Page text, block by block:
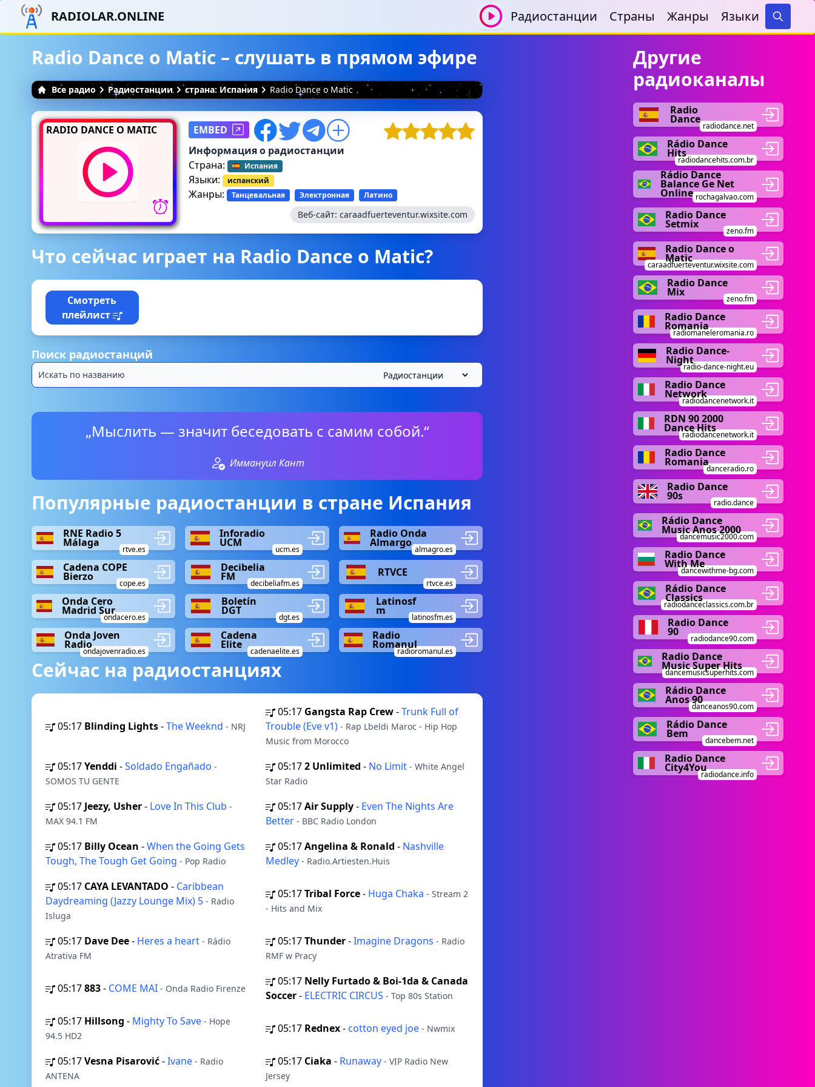
RADIOLAR.ONLINE Радиостанции Страны Жанры Языки
Search
Radio Dance o Matic – слушать в прямом эфире
Все радио Радиостанции страна: Испания Radio Dance o Matic
RADIO DANCE O MATIC
EMBED
Информация о радиостанции
Страна:
Испания
Языки: испанский
Жанры: Танцевальная Электронная Латино
Веб-сайт: caraadfuerteventur.wixsite.com
Что сейчас играет на Radio Dance o Matic?
Смотреть
плейлист
Поиск радиостанций
„Мыслить — значит беседовать с самим собой.“
Иммануил Кант
Популярные радиостанции в стране Испания
RNE Radio 5
Málaga
rtve.es
Inforadio
UCM
ucm.es
Radio Onda
Almargo
almagro.es
Cadena COPE
Bierzo
cope.es
Decibelia
FM
decibeliafm.es
RTVCE
rtvce.es
Onda Cero
Madrid Sur
ondacero.es
Boletín
DGT
dgt.es
Latinosf
m
latinosfm.es
Onda Joven
Radio
ondajovenradio.es
Cadena
Elite
cadenaelite.es
Radio
Romanul
radioromanul.es
Сейчас на радиостанциях
05:17 Blinding Lights-The Weeknd - NRJ
05:17 Gangsta Rap Crew-Trunk Full of
Trouble (Eve v1) - Rap Lbeldi Maroc - Hip Hop
Music from Morocco
05:17Yenddi -Soldado Engañado -
SOMOS TU GENTE
05:172 Unlimited - No Limit - White Angel
Star Radio
05:17 Jeezy, Usher- Love In This Club -
MAX 94.1 FM
05:17Air Supply- Even The Nights Are
Better - BBC Radio London
05:17 Billy Ocean -When the Going Gets
Tough, The Tough Get Going - Pop Radio
05:17Angelina & Ronald - Nashville
Medley - Radio.Artiesten.Huis
05:17 CAYA LEVANTADO - Caribbean
Daydreaming (Jazzy Lounge Mix) 5 - Radio
Isluga
05:17Tribal Force- Huga Chaka - Stream 2
- Hits and Mix
05:17 Dave Dee- Heres a heart - Rádio
Atrativa FM
05:17Thunder-Imagine Dragons - Radio
RMF w Pracy
05:17883- COME MAI - Onda Radio Firenze
05:17 Nelly Furtado & Boi-1da & Canada
Soccer- ELECTRIC CIRCUS - Top 80s Station
05:17 Hillsong - Mighty To Save - Hope
94.5 HD2
05:17 Rednex- cotton eyed joe - Nwmix
05:17Vesna Pisarović-Ivane - Radio
ANTENA
05:17 Ciaka - Runaway - VIP Radio New
Jersey
Другие
радиоканалы
Radio
Dance
radiodance.net
Rádio Dance
Hits
radiodancehits.com.br
Rádio Dance
Balance Ge Net
Online rochagalvao.com
Radio Dance
Setmix
zeno.fm
Radio Dance o
Matic
caraadfuerteventur.wixsite.com
Radio Dance
Mix
zeno.fm
Radio Dance
Romania
radiomaneleromania.ro
Radio Dance-
Night
radio-dance-night.eu
Radio Dance
Network
radiodancenetwork.it
RDN 90 2000
Dance Hits
radiodancenetwork.it
Radio Dance
Romania
danceradio.ro
Radio Dance
90s
radio.dance
Rádio Dance
Music Anos 2000
dancemusic2000.com
Radio Dance
With Me
dancewithme-bg.com
Rádio Dance
Classics
radiodanceclassics.com.br
Radio Dance
90
radiodance90.com
Radio Dance
Music Super Hits
dancemusicsuperhits.com
Rádio Dance
Anos 90
danceanos90.com
Rádio Dance
Bem
dancebem.net
Radio Dance
City4You
radiodance.info